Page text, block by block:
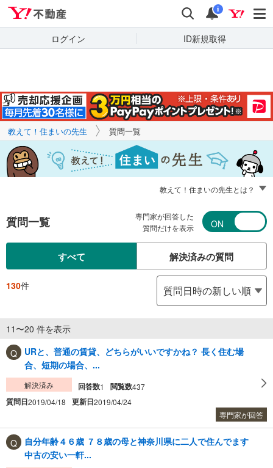
検索 通知
i
ログイン ID新規取得
キーワードで
質問を探す
教えて！住まいの先生 質問一覧
教えて！住まいの先生とは？
質問一覧
専門家が回答した
質問だけを表示
すべて 解決済みの質問
130件
11〜20 件を表示
URと、普通の賃貸、どちらがいいですかね？ 長く住む場
合、短期の場合、...
解決済み 回答数1 閲覧数437
質問日2019/04/18 更新日2019/04/24
専門家が回答
自分年齢４６歳 ７８歳の母と神奈川県に二人で住んでます
中古の安い一軒...